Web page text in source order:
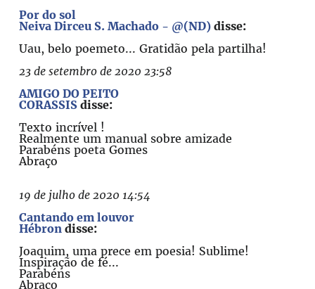
Por do sol
Neiva Dirceu S. Machado - @(ND) disse:
Uau, belo poemeto... Gratidão pela partilha!
23 de setembro de 2020 23:58
AMIGO DO PEITO
CORASSIS disse:
Texto incrível !
Realmente um manual sobre amizade
Parabéns poeta Gomes
Abraço
19 de julho de 2020 14:54
Cantando em louvor
Hébron disse:
Joaquim, uma prece em poesia! Sublime!
Inspiração de fé...
Parabéns
Abraço